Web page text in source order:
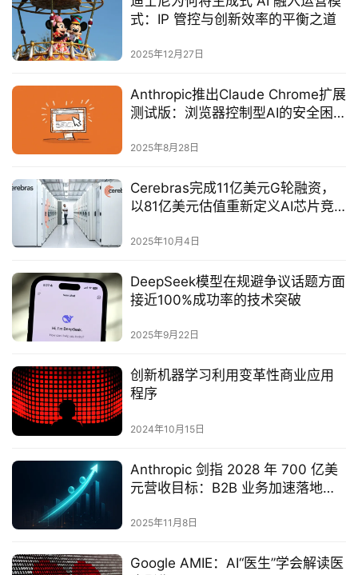
式：IP 管控与创新效率的平衡之道
2025年12月27日
Anthropic推出Claude Chrome扩展
测试版：浏览器控制型AI的安全困
2025年8月28日
Cerebras完成11亿美元G轮融资，
以81亿美元估值重新定义AI芯片竞
2025年10月4日
DeepSeek模型在规避争议话题方面
接近100%成功率的技术突破‌
2025年9月22日
创新机器学习利用变革性商业应用
程序
2024年10月15日
Anthropic 剑指 2028 年 700 亿美
元营收目标：B2B 业务加速落地驱
2025年11月8日
Google AMIE：AI“医生”学会解读医